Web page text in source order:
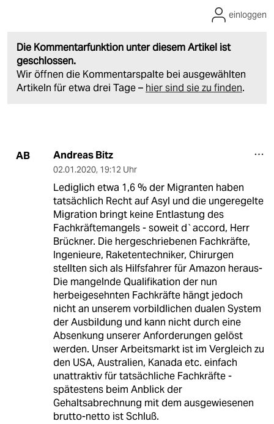
Die Kommentarfunktion unter diesem Artikel ist
geschlossen.
Wir öffnen die Kommentarspalte bei ausgewählten
Artikeln für etwa drei Tage – hier sind sie zu finden.
einloggen
AB Andreas Bitz
02.01.2020, 19:12 Uhr
Lediglich etwa 1,6 % der Migranten haben
tatsächlich Recht auf Asyl und die ungeregelte
Migration bringt keine Entlastung des
Fachkräftemangels - soweit d`accord, Herr
Brückner. Die hergeschriebenen Fachkräfte,
Ingenieure, Raketentechniker, Chirurgen
stellten sich als Hilfsfahrer für Amazon heraus-
Die mangelnde Qualifikation der nun
herbeigesehnten Fachkräfte hängt jedoch
nicht an unserem vorbildlichen dualen System
der Ausbildung und kann nicht durch eine
Absenkung unserer Anforderungen gelöst
werden. Unser Arbeitsmarkt ist im Vergleich zu
den USA, Australien, Kanada etc. einfach
unattraktiv für tatsächliche Fachkräfte -
spätestens beim Anblick der
Gehaltsabrechnung mit dem ausgewiesenen
brutto-netto ist Schluß.